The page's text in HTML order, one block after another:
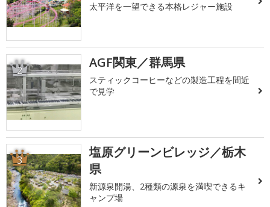
太平洋を一望できる本格レジャー施設
2 AGF関東／群馬県
スティックコーヒーなどの製造工程を間近
で見学
3
塩原グリーンビレッジ／栃木
県
新源泉開湯、2種類の源泉を満喫できるキ
ャンプ場